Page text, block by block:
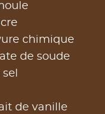
chimique
de soude
de vanille